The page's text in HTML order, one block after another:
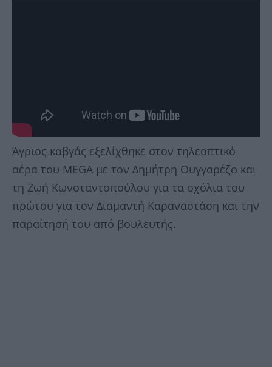
Άγριος καβγάς εξελίχθηκε στον τηλεοπτικό
αέρα του MEGA με τον Δημήτρη Ουγγαρέζο και
τη Ζωή Κωνσταντοπούλου για τα σχόλια του
πρώτου για τον Διαμαντή Καραναστάση και την
παραίτησή του από βουλευτής.